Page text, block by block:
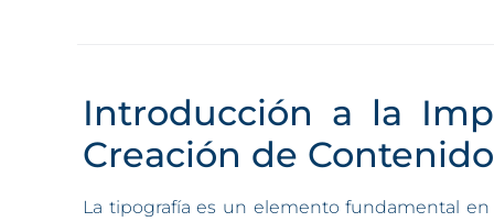
Introducción a la
Creación de Contenido
La tipografía es un elemento fundamental